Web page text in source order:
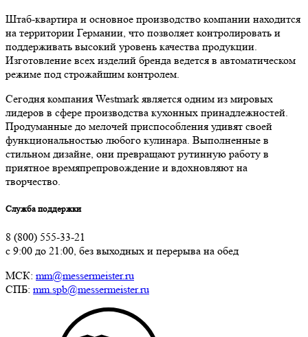
Штаб-квартира и основное производство компании находится
на территории Германии, что позволяет контролировать и
поддерживать высокий уровень качества продукции.
Изготовление всех изделий бренда ведется в автоматическом
режиме под строжайшим контролем.
Сегодня компания Westmark является одним из мировых
лидеров в сфере производства кухонных принадлежностей.
Продуманные до мелочей приспособления удивят своей
функциональностью любого кулинара. Выполненные в
стильном дизайне, они превращают рутинную работу в
приятное времяпрепровождение и вдохновляют на
творчество.
Служба поддержки
8 (800) 555-33-21
с 9:00 до 21:00, без выходных и перерыва на обед
МСК: mm@messermeister.ru
СПБ: mm.spb@messermeister.ru